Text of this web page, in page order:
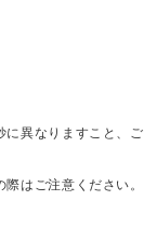
に異なりますこと、ご
はご注意ください。